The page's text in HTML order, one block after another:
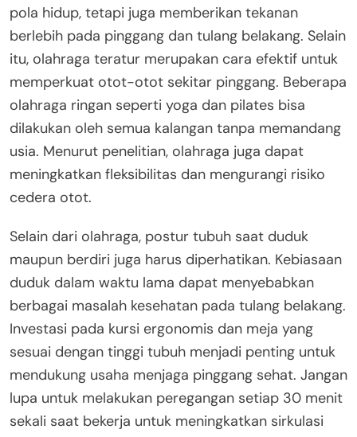
pola hidup, tetapi juga memberikan tekanan
berlebih pada pinggang dan tulang belakang. Selain
itu, olahraga teratur merupakan cara efektif untuk
memperkuat otot-otot sekitar pinggang. Beberapa
olahraga ringan seperti yoga dan pilates bisa
dilakukan oleh semua kalangan tanpa memandang
usia. Menurut penelitian, olahraga juga dapat
meningkatkan fleksibilitas dan mengurangi risiko
cedera otot.
Selain dari olahraga, postur tubuh saat duduk
maupun berdiri juga harus diperhatikan. Kebiasaan
duduk dalam waktu lama dapat menyebabkan
berbagai masalah kesehatan pada tulang belakang.
Investasi pada kursi ergonomis dan meja yang
sesuai dengan tinggi tubuh menjadi penting untuk
mendukung usaha menjaga pinggang sehat. Jangan
lupa untuk melakukan peregangan setiap 30 menit
sekali saat bekerja untuk meningkatkan sirkulasi